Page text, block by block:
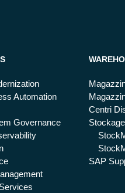
Automation
Governance
Centri
SAP